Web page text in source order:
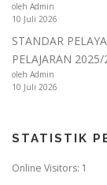
oleh Admin
10 Juli 2026
STANDAR
PELAJARAN
oleh Admin
10 Juli 2026
STATISTIK
Online Visitors: 1